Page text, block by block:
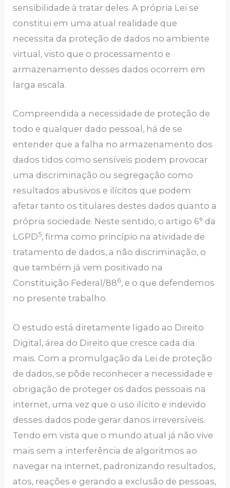
sensibilidade à tratar deles. A própria Lei se
constitui em uma atual realidade que
necessita da proteção de dados no ambiente
virtual, visto que o processamento e
armazenamento desses dados ocorrem em
larga escala.
Compreendida a necessidade de proteção de
todo e qualquer dado pessoal, há de se
entender que a falha no armazenamento dos
dados tidos como sensíveis podem provocar
uma discriminação ou segregação como
resultados abusivos e ilícitos que podem
afetar tanto os titulares destes dados quanto a
própria sociedade. Neste sentido, o artigo 6° da
LGPD5, firma como princípio na atividade de
tratamento de dados, a não discriminação, o
que também já vem positivado na
Constituição Federal/886, e o que defendemos
no presente trabalho.
O estudo está diretamente ligado ao Direito
Digital, área do Direito que cresce cada dia
mais. Com a promulgação da Lei de proteção
de dados, se pôde reconhecer a necessidade e
obrigação de proteger os dados pessoais na
internet, uma vez que o uso ilícito e indevido
desses dados pode gerar danos irreversíveis.
Tendo em vista que o mundo atual já não vive
mais sem a interferência de algoritmos ao
navegar na internet, padronizando resultados,
atos, reações e gerando a exclusão de pessoas,